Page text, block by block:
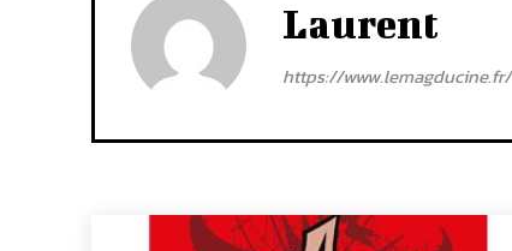
Laurent
https://www.lemagducine.fr/